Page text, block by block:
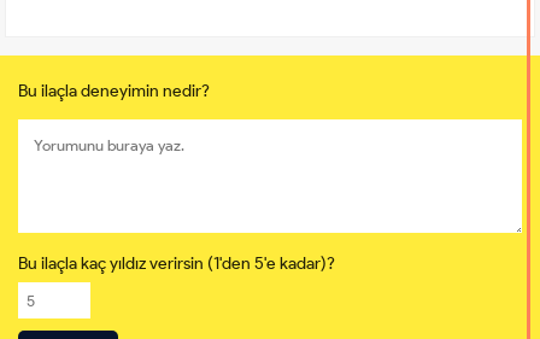
Bu ilaçla deneyimin nedir?
Bu ilaçla kaç yıldız verirsin (1'den 5'e kadar)?